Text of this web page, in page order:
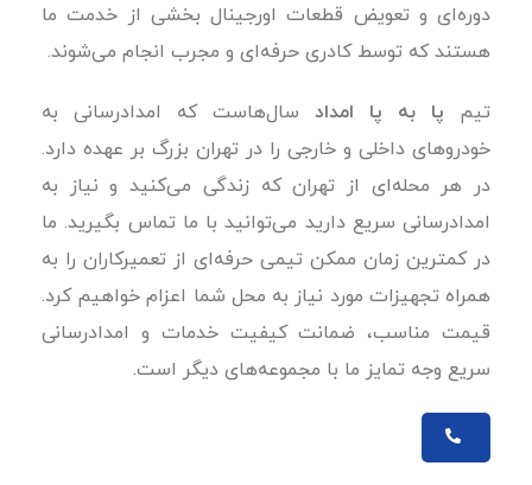
دوره‌ای و تعویض قطعات اورجینال بخشی از خدمت ما
هستند که توسط کادری حرفه‌ای و مجرب انجام می‌شوند.
تیم پا به پا امداد سال‌هاست که امدادرسانی به
خودروهای داخلی و خارجی را در تهران بزرگ بر عهده دارد.
در هر محله‌ای از تهران که زندگی می‌کنید و نیاز به
امدادرسانی سریع دارید می‌توانید با ما تماس بگیرید. ما
در کمترین زمان ممکن تیمی حرفه‌ای از تعمیرکاران را به
همراه تجهیزات مورد نیاز به محل شما اعزام خواهیم کرد.
قیمت مناسب، ضمانت کیفیت خدمات و امدادرسانی
سریع وجه تمایز ما با مجموعه‌های دیگر است.